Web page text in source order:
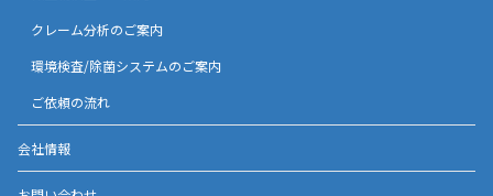
クレーム分析のご案内
環境検査/除菌システムのご案内
ご依頼の流れ
会社情報